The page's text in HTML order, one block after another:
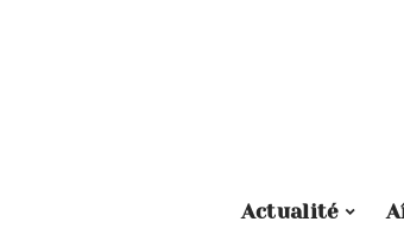
Actualité